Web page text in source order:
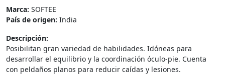
Marca: SOFTEE
País de origen: India
Descripción:
Posibilitan gran variedad de habilidades. Idóneas para
desarrollar el equilibrio y la coordinación óculo-pie. Cuenta
con peldaños planos para reducir caídas y lesiones.